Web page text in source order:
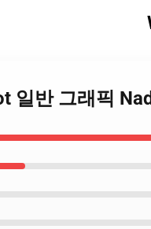
일반 그래픽